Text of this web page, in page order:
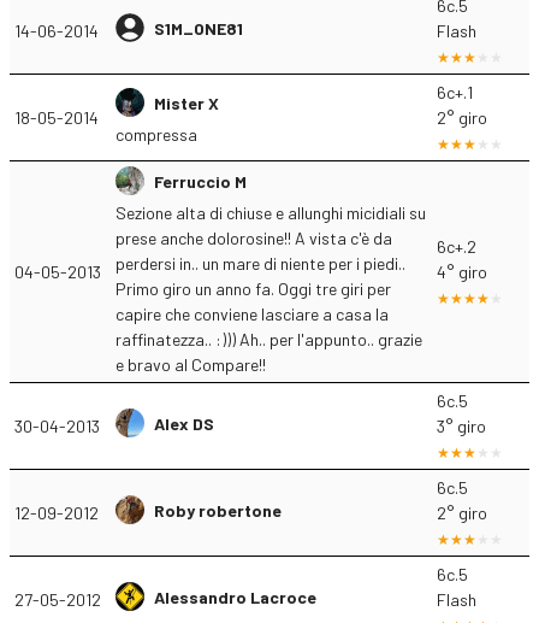
14-06-2014 S1M_ONE81
6c.5
Flash
18-05-2014
Mister X
compressa
6c+.1
2° giro
04-05-2013
Ferruccio M
Sezione alta di chiuse e allunghi micidiali su
prese anche dolorosine!! A vista c'è da
perdersi in.. un mare di niente per i piedi..
Primo giro un anno fa. Oggi tre giri per
capire che conviene lasciare a casa la
raffinatezza.. :))) Ah.. per l'appunto.. grazie
e bravo al Compare!!
6c+.2
4° giro
30-04-2013 Alex DS
6c.5
3° giro
12-09-2012 Roby robertone
6c.5
2° giro
27-05-2012 Alessandro Lacroce
6c.5
Flash